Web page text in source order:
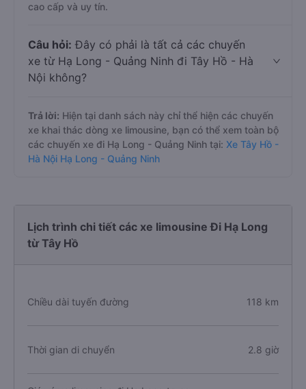
cao cấp và uy tín.
Câu hỏi: Đây có phải là tất cả các chuyến
xe từ Hạ Long - Quảng Ninh đi Tây Hồ - Hà
Nội không?
Trả lời: Hiện tại danh sách này chỉ thể hiện các chuyến
xe khai thác dòng xe limousine, bạn có thể xem toàn bộ
các chuyến xe đi Hạ Long - Quảng Ninh tại: Xe Tây Hồ -
Hà Nội Hạ Long - Quảng Ninh
Lịch trình chi tiết các xe limousine Đi Hạ Long
từ Tây Hồ
Chiều dài tuyến đường 118 km
Thời gian di chuyển 2.8 giờ